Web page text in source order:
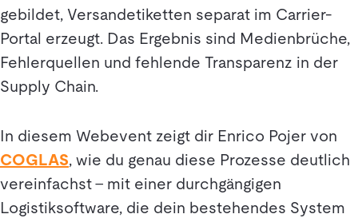
gebildet, Versandetiketten separat im Carrier-
Portal erzeugt. Das Ergebnis sind Medienbrüche,
Fehlerquellen und fehlende Transparenz in der
Supply Chain.
In diesem Webevent zeigt dir Enrico Pojer von
COGLAS, wie du genau diese Prozesse deutlich
vereinfachst – mit einer durchgängigen
Logistiksoftware, die dein bestehendes System